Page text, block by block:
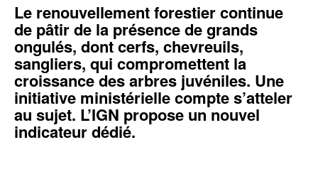
Le renouvellement forestier continue
de pâtir de la présence de grands
ongulés, dont cerfs, chevreuils,
sangliers, qui compromettent la
croissance des arbres juvéniles. Une
initiative ministérielle compte s’atteler
au sujet. L’IGN propose un nouvel
indicateur dédié.